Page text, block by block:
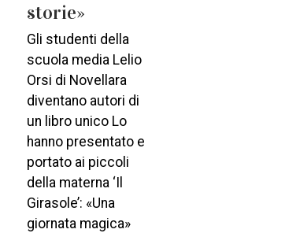
storie»
Gli studenti della
scuola media Lelio
Orsi di Novellara
diventano autori di
un libro unico Lo
hanno presentato e
portato ai piccoli
della materna ‘Il
Girasole’: «Una
giornata magica»